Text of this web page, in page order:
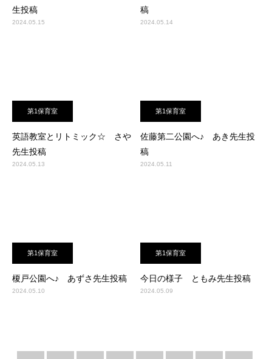
生投稿
2024.05.15
稿
2024.05.14
第1保育室
英語教室とリトミック☆ さや
先生投稿
2024.05.13
第1保育室
佐藤第二公園へ♪ あき先生投
稿
2024.05.11
第1保育室
榎戸公園へ♪ あずさ先生投稿
2024.05.10
第1保育室
今日の様子 ともみ先生投稿
2024.05.09